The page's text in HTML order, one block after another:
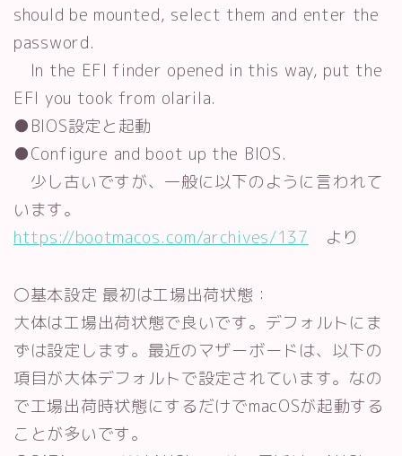
should be mounted, select them and enter the
password.
In the EFI finder opened in this way, put the
EFI you took from olarila.
●BIOS設定と起動
●Configure and boot up the BIOS.
少し古いですが、一般に以下のように言われて
います。
https://bootmacos.com/archives/137 より
〇基本設定 最初は工場出荷状態：
大体は工場出荷状態で良いです。デフォルトにま
ずは設定します。最近のマザーボードは、以下の
項目が大体デフォルトで設定されています。なの
で工場出荷時状態にするだけでmacOSが起動する
ことが多いです。